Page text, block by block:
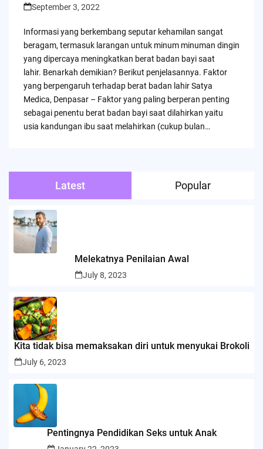
bySeptember 3, 2022
Informasi yang berkembang seputar kehamilan sangat
beragam, termasuk larangan untuk minum minuman dingin
yang dipercaya meningkatkan berat badan bayi saat
lahir. Benarkah demikian? Berikut penjelasannya. Faktor
yang berpengaruh terhadap berat badan lahir Satya
Medica, Denpasar – Faktor yang paling berperan penting
sebagai penentu berat badan bayi saat dilahirkan yaitu
usia kandungan ibu saat melahirkan (cukup bulan…
Latest Popular
Melekatnya Penilaian Awal
July 8, 2023
Kita tidak bisa memaksakan diri untuk menyukai Brokoli
July 6, 2023
Pentingnya Pendidikan Seks untuk Anak